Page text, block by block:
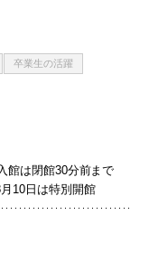
卒業生の活躍
館は閉館30分前まで
10日は特別開館